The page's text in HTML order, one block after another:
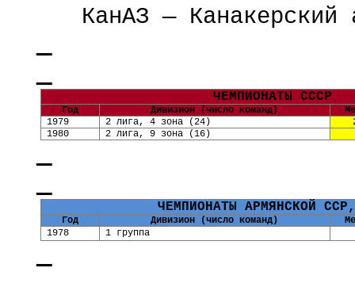
КанАЗ — Канакерский
ЧЕМПИОНАТЫ СССР
Год Дивизион (число команд)
1979
2 лига, 4 зона (24 )
1980
2 лига, 9 зона (16 )
ЧЕМПИОНАТЫ АРМЯНСКОЙ
Год Дивизион (число команд)
1978
1 группа